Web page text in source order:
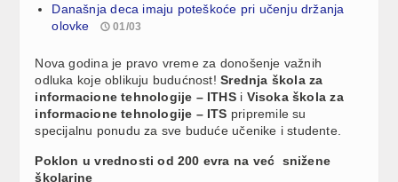
Današnja deca imaju poteškoće pri učenju držanja
olovke
01/03
Nova godina je pravo vreme za donošenje važnih
odluka koje oblikuju budućnost!Srednja škola za
informacione tehnologije – ITHSi Visoka škola za
informacione tehnologije – ITS pripremile su
specijalnu ponudu za sve buduće učenike i studente.
Poklon u vrednosti od 200 evra na već snižene
školarine